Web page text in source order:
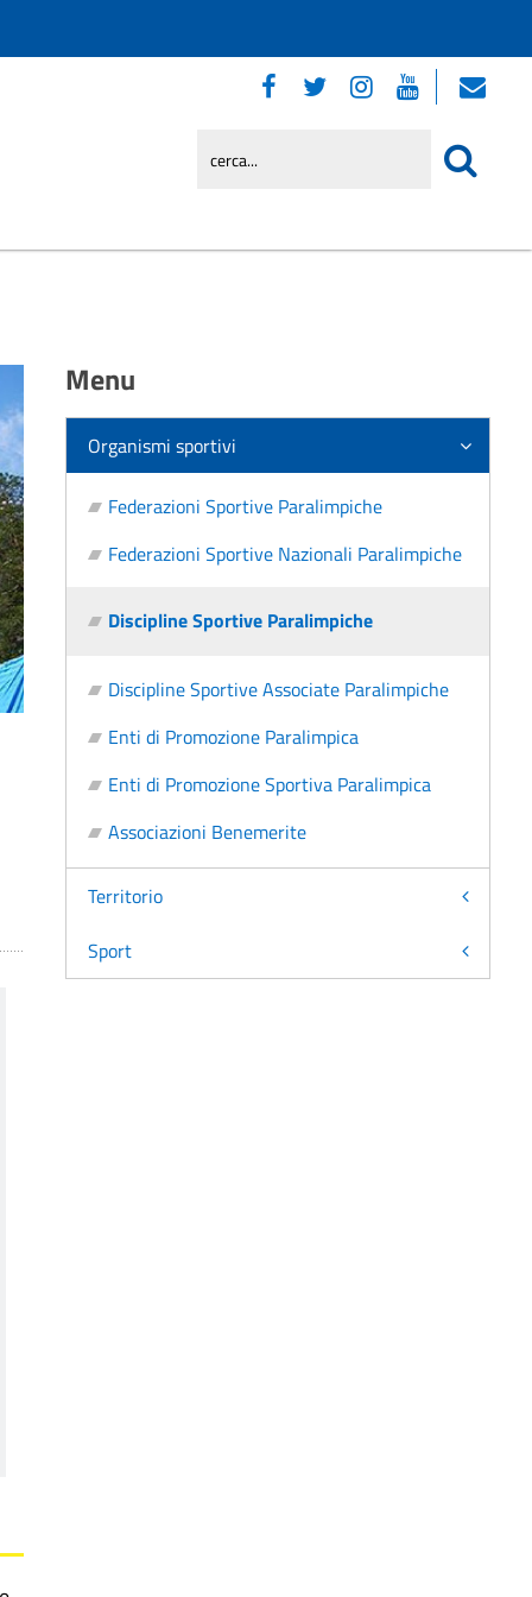
Menu
Organismi sportivi
Federazioni Sportive Paralimpiche
Federazioni Sportive Nazionali Paralimpiche
Discipline Sportive Paralimpiche
Discipline Sportive Associate Paralimpiche
Enti di Promozione Paralimpica
Enti di Promozione Sportiva Paralimpica
Associazioni Benemerite
Territorio
Sport